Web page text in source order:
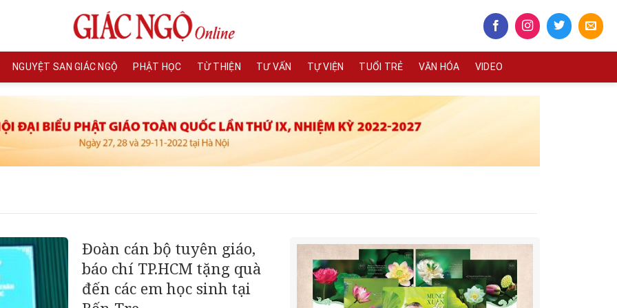
NGUYỆT SAN GIÁC NGỘ PHẬT HỌC TỪ THIỆN TƯ VẤN TỰ VIỆN TUỔI TRẺ VĂN HÓA VIDEO
Đoàn cán bộ tuyên giáo,
báo chí TP.HCM tặng quà
đến các em học sinh tại